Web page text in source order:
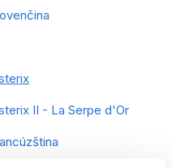
II - La Serpe d'Or